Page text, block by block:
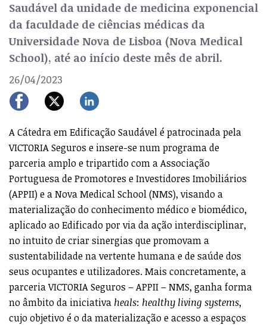
Saudável da unidade de medicina exponencial
da faculdade de ciências médicas da
Universidade Nova de Lisboa (Nova Medical
School), até ao início deste mês de abril.
26/04/2023
A Cátedra em Edificação Saudável é patrocinada pela
VICTORIA Seguros e insere-se num programa de
parceria amplo e tripartido com a Associação
Portuguesa de Promotores e Investidores Imobiliários
(APPII) e a Nova Medical School (NMS), visando a
materialização do conhecimento médico e biomédico,
aplicado ao Edificado por via da ação interdisciplinar,
no intuito de criar sinergias que promovam a
sustentabilidade na vertente humana e de saúde dos
seus ocupantes e utilizadores. Mais concretamente, a
parceria VICTORIA Seguros – APPII – NMS, ganha forma
no âmbito da iniciativa heals: healthy living systems,
cujo objetivo é o da materialização e acesso a espaços